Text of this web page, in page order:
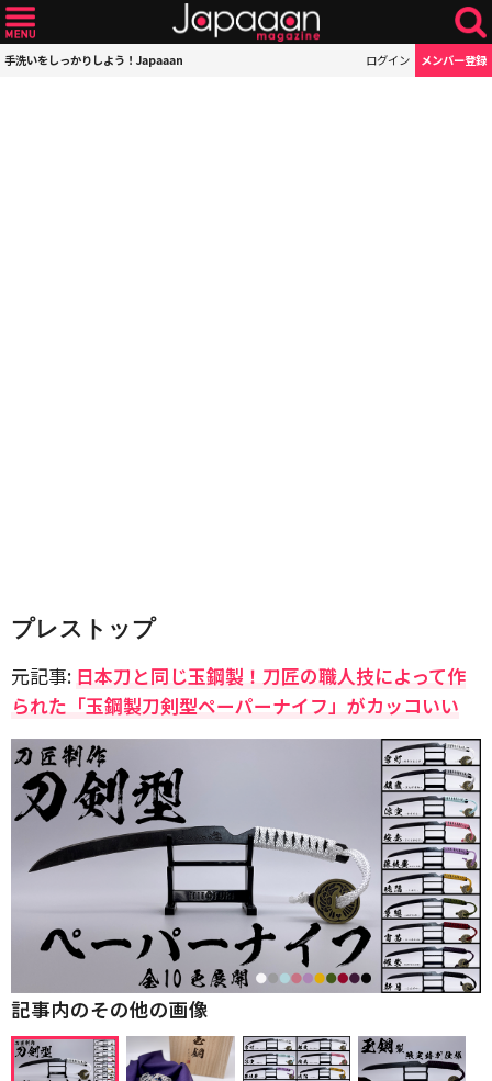
手洗いをしっかりしよう！Japaaan ログイン メンバー登録
プレストップ
元記事: 日本刀と同じ玉鋼製！刀匠の職人技によって作
られた「玉鋼製刀剣型ペーパーナイフ」がカッコいい
記事内のその他の画像